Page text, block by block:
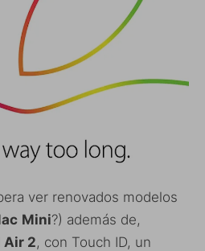
ver renovados modelos
Mini?) además de,
Air 2, con Touch ID, un